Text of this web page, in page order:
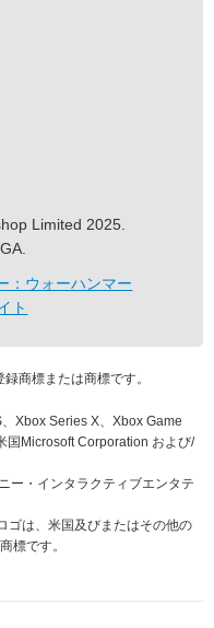
Limited 2025.
：ウォーハンマー
ト
商標または商標です。
Xbox Series X、Xbox Game
国Microsoft Corporation および/
ー・インタラクティブエンタテ
は、米国及びまたはその他の
標です。